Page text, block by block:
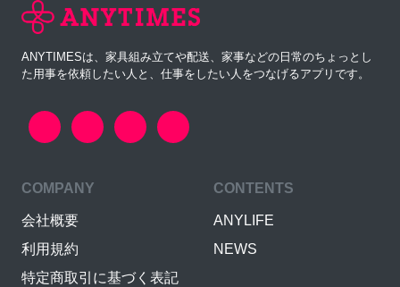
ANYTIMESは、家具組み立てや配送、家事などの日常のちょっとし
た用事を依頼したい人と、仕事をしたい人をつなげるアプリです。
COMPANY
会社概要
利用規約
特定商取引に基づく表記
CONTENTS
ANYLIFE
NEWS